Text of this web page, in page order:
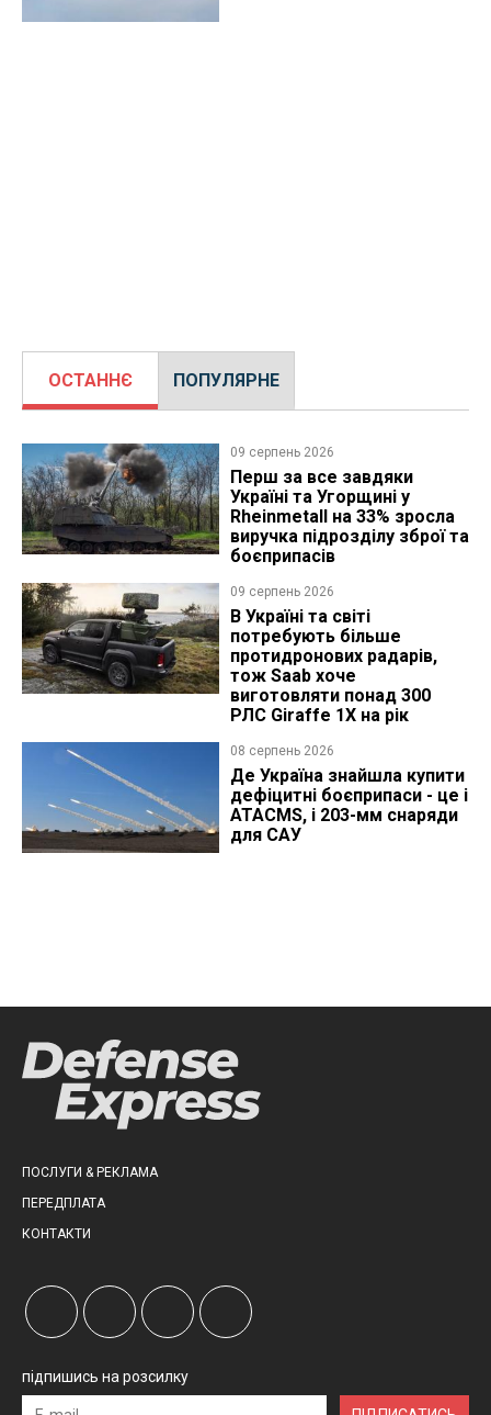
ОСТАННЄ ПОПУЛЯРНЕ
09 серпень 2026
Перш за все завдяки
Україні та Угорщині у
Rheinmetall на 33% зросла
виручка підрозділу зброї та
боєприпасів
09 серпень 2026
В Україні та світі
потребують більше
протидронових радарів,
тож Saab хоче
виготовляти понад 300
РЛС Giraffe 1X на рік
08 серпень 2026
Де Україна знайшла купити
дефіцитні боєприпаси - це і
ATACMS, і 203-мм снаряди
для САУ
ПОСЛУГИ & РЕКЛАМА
ПЕРЕДПЛАТА
КОНТАКТИ
підпишись на розсилку